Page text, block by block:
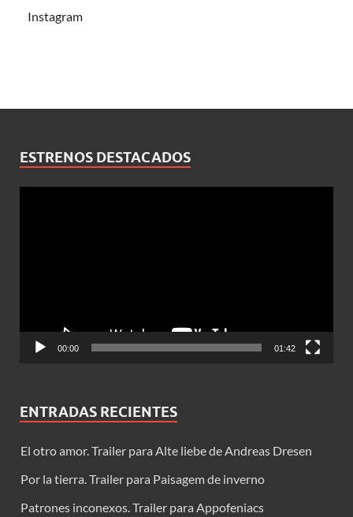
Instagram
ESTRENOS DESTACADOS
00:00 01:42
ENTRADAS RECIENTES
El otro amor. Trailer para Alte liebe de Andreas Dresen
Por la tierra. Trailer para Paisagem de inverno
Patrones inconexos. Trailer para Appofeniacs